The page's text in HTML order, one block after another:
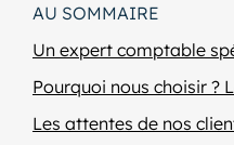
AU SOMMAIRE
Un expert comptable
Pourquoi nous choisir ?
Les attentes de nos